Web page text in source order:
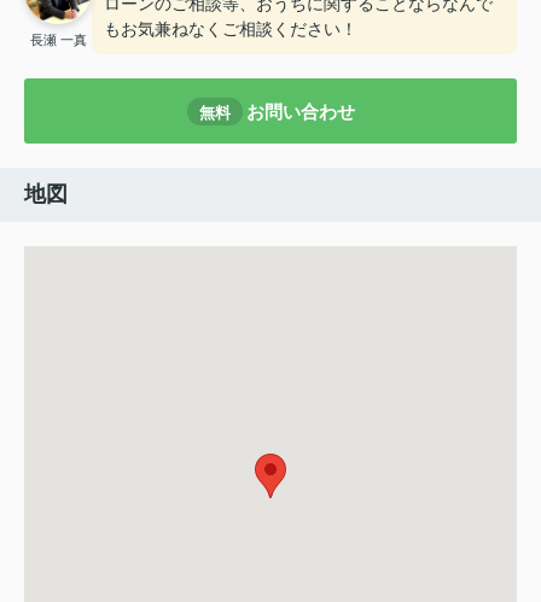
長瀬 一真
ローンのご相談等、おうちに関することならなんで
もお気兼ねなくご相談ください！
無料 お問い合わせ
地図